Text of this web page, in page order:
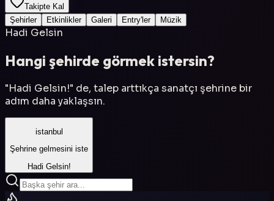
Takipte Kal
Şehirler
Etkinlikler Galeri Entry'ler Müzik
Hadi Gelsin
Hangi şehirde görmek istersin?
"Hadi Gelsin!" de, talep arttıkça sanatçı şehrine bir
adım daha yaklaşsın.
istanbul
Şehrine gelmesini iste
Hadi Gelsin!